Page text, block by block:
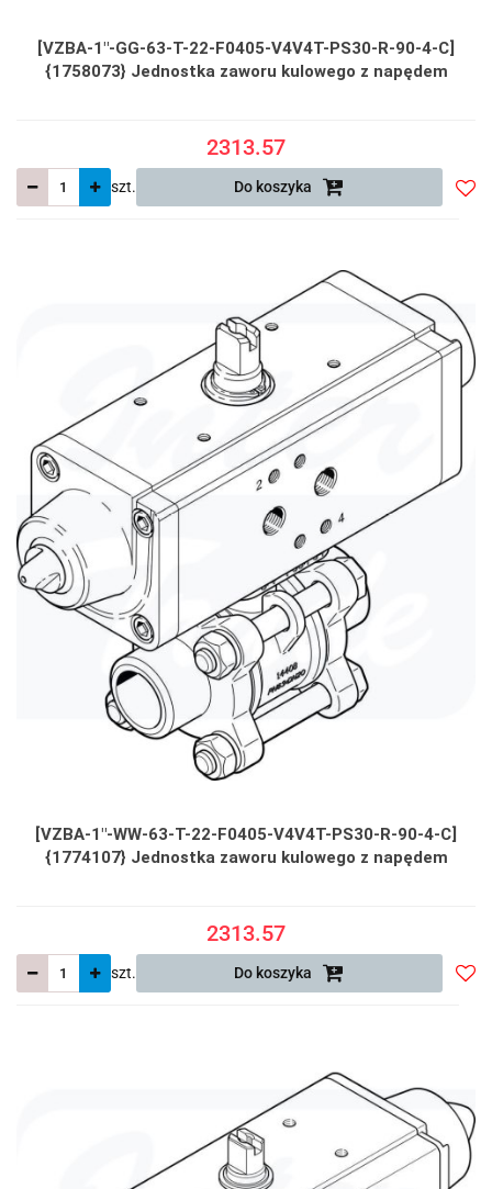
[VZBA-1"-GG-63-T-22-F0405-V4V4T-PS30-R-90-4-C]
{1758073} Jednostka zaworu kulowego z napędem
2313.57
szt. Do koszyka
[VZBA-1"-WW-63-T-22-F0405-V4V4T-PS30-R-90-4-C]
{1774107} Jednostka zaworu kulowego z napędem
2313.57
szt. Do koszyka